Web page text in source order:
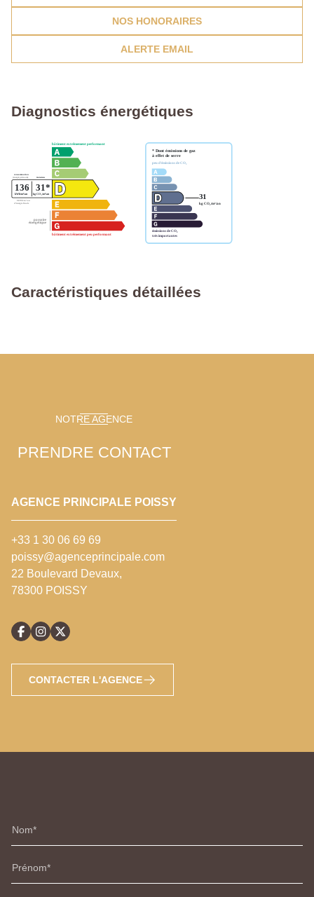
NOS HONORAIRES
ALERTE EMAIL
Diagnostics énergétiques
Caractéristiques détaillées
NOTRE AGENCE
PRENDRE CONTACT
AGENCE PRINCIPALE POISSY
+33 1 30 06 69 69
poissy@agenceprincipale.com
22 Boulevard Devaux,
78300 POISSY
CONTACTER L'AGENCE
Nom
Prénom